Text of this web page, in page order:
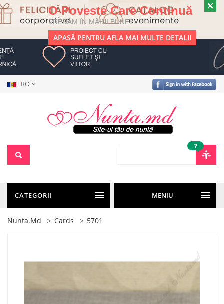
O Poveste Care Continuă
PREDĂM ÎN MÂINI BUNE
APASĂ PENTRU AFLA MAI MULTE DETALII
RO
?
CATEGORII MENIU
Nunta.md Cards 5701